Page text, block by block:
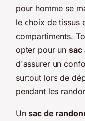
pour homme se
le choix de tissus
compartiments.
opter pour un sac
d'assurer un
surtout lors de
pendant les
Un sac de